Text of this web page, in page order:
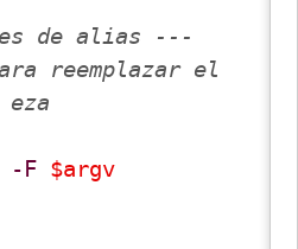
de alias ---
reemplazar el
-F $argv